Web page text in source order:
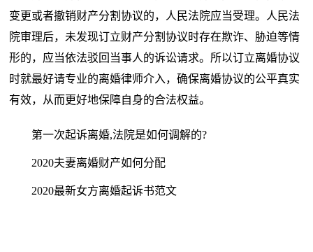
变更或者撤销财产分割协议的，人民法院应当受理。人民法
院审理后，未发现订立财产分割协议时存在欺诈、胁迫等情
形的，应当依法驳回当事人的诉讼请求。所以订立离婚协议
时就最好请专业的离婚律师介入，确保离婚协议的公平真实
有效，从而更好地保障自身的合法权益。
第一次起诉离婚,法院是如何调解的?
2020夫妻离婚财产如何分配
2020最新女方离婚起诉书范文